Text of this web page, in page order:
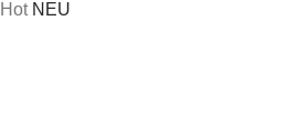
Hot NEU